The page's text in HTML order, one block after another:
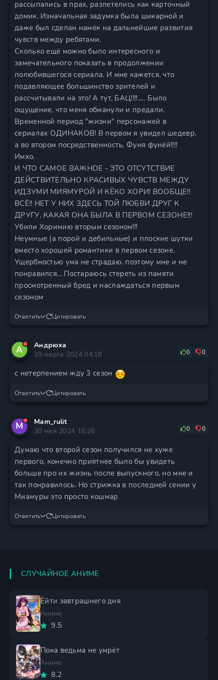
рассыпались в прах, разлетелись как карточный
домик. Изначальная задумка была шикарной и
даже был сделан намёк на дальнейшие развития
чувств между ребятами.
Сколько ещё можно было интересного и
замечательного показать в продолжении
полюбившегося сериала. И мне кажется, что
подавляющее большинство зрителей и
рассчитывали на это! А тут, БАЦ!!!!..... Было
ощущение, что меня обманули и предали.
Временной период "жизни" персонажей в
сериалах ОДИНАКОВ! В первом я увидел шедевр,
а во втором посредственность. Фуня фунёй!!!!
Имхо.
И ЧТО САМОЕ ВАЖНОЕ - ЭТО ОТСУТСТВИЕ
ДЕЙСТВИТЕЛЬНО КРАСИВЫХ ЧУВСТВ МЕЖДУ
ИДЗУМИ МИЯМУРОЙ И КЁКО ХОРИ! ВООБЩЕ!!
ВСЁ!! НЕТ У НИХ ЗДЕСЬ ТОЙ ЛЮБВИ ДРУГ К
ДРУГУ, КАКАЯ ОНА БЫЛА В ПЕРВОМ СЕЗОНЕ!!!
Убили Хоримию вторым сезоном!!!
Неумные (а порой и дебильные) и плоские шутки
вместо хорошей романтики в первом сезоне.
Ущербностью ума не страдаю, поэтому мне и не
понравился... Постараюсь стереть из памяти
просмотренный бред и наслаждаться первым
сезоном
Ответить Цитировать
А
Андрюха
29 марта 2024 04:18
0 0
с нетерпением жду 3 сезон
Ответить Цитировать
M
Mam_rulit
30 мая 2024 16:26
0 0
Думаю что второй сезон получился не хуже
первого, конечно приятнее было бы увидеть
больше про их жизнь после выпускного, но мне и
так понравилось. Но стрижка в последней сении у
Миамуры это просто кошмар
Ответить Цитировать
СЛУЧАЙНОЕ АНИМЕ
Ёйти завтрашнего дня
Аниме
9.5
Пока ведьма не умрёт
Аниме
8.2